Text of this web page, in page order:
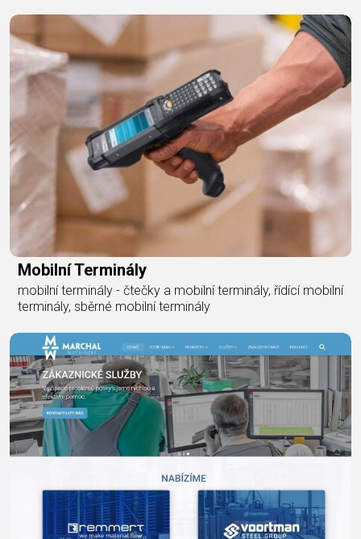
Mobilní Terminály
mobilní terminály - čtečky a mobilní terminály, řídící mobilní
terminály, sběrné mobilní terminály